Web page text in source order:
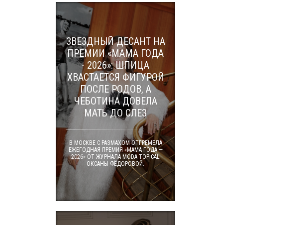
ЗВЕЗДНЫЙ ДЕСАНТ НА
ПРЕМИИ «МАМА ГОДА
- 2026»: ШПИЦА
ХВАСТАЕТСЯ ФИГУРОЙ
ПОСЛЕ РОДОВ, А
ЧЕБОТИНА ДОВЕЛА
МАТЬ ДО СЛЕЗ
В МОСКВЕ С РАЗМАХОМ ОТГРЕМЕЛА
ЕЖЕГОДНАЯ ПРЕМИЯ «МАМА ГОДА —
2026» ОТ ЖУРНАЛА MODA TOPICAL
ОКСАНЫ ФЁДОРОВОЙ.